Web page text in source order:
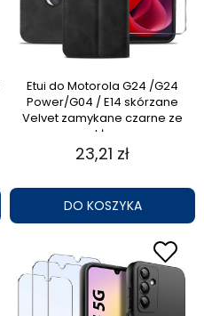
Etui do Motorola G24 /G24
Power/G04 / E14 skórzane
Velvet zamykane czarne ze
szkłem
23,21 zł
DO KOSZYKA